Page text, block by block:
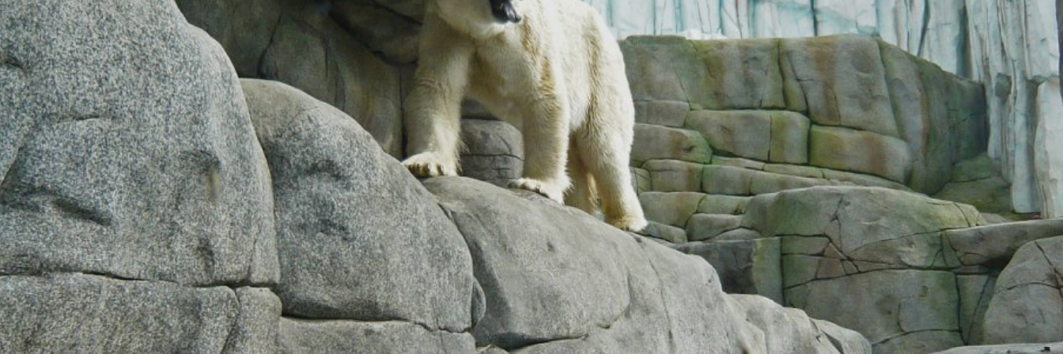
Google Analytics
Este site usa o Google Analytics, um serviço de análise da web. É operado pela Google Inc., 1600 Amphitheatre Parkway, Mountain View, CA 94043,
EUA. O Google Analytics usa as chamadas "cookies". Estes são arquivos de texto que são armazenados no seu computador e que permite uma
análise do uso do site. As informações geradas pela cookie sobre o seu uso geralmente são transmitidas para um servidor do Google nos EUA e
armazenadas lá. As cookies do Google Analytics são armazenadas com base no Art. 6 Parágrafo 1 (f) GDPR. O operador do site tem um interesse
legítimo em analisar o comportamento do usuário para otimizar o seu site e sua publicidade.
IP anónimo
Ativamos o recurso de anonimato de IP. O seu endereço IP será encurtado pelo Google dentro da União Europeia ou de outras partes do Acordo
sobre o Espaço Econômico Europeu antes da transmissão para os Estados Unidos. Apenas em casos excepcionais, o endereço IP completo é
enviado para um servidor do Google nos EUA e encurtado lá. O Google usará essas informações em nome do operador deste site para avaliar o uso
do site, para compilar relatórios sobre a atividade do site e para fornecer outros serviços relacionados à atividade do site e ao uso da Internet. O
endereço IP transmitido pelo seu navegador como parte do Google Analytics não será misturado com nenhum outro dado mantido pelo Google.
Browser Plugin
Pode impedir que esses cookies sejam armazenados, selecionando as configurações apropriadas do seu navegador. No entanto, gostaríamos de
salientar que isso pode significar que não poderá aproveitar todas as funcionalidades do site. Também pode impedir que os dados gerados pelas
cookies sobre o seu uso do website (incluindo o endereço IP) sejam passados ​​para o Google, sendo estes responsáveis pelo tratamento dos dados,
baixando e instalando o plug-in do navegador disponível no seguinte link:
https://tools.google.com/dlpage/gaoptout?hl=en
Assunto*
Mensagem
Upload do Currículo
Tamanho total do ficheiro:MB /MB